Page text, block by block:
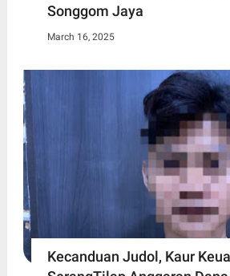
Songgom Jaya
March 16, 2025
Kecanduan Judol, Kaur